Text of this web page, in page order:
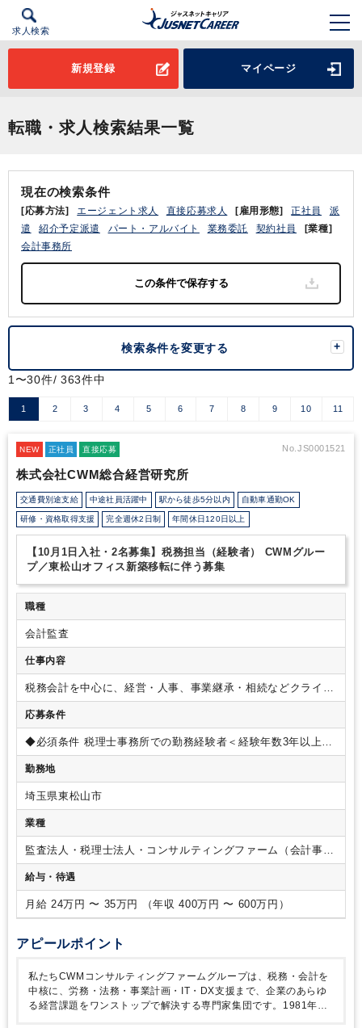
求人検索
新規登録 マイページ
転職・求人検索結果一覧
1 2 3 4 5 6 7 8 9 10 11
NEW 正社員 直接応募 No.JS0001521
株式会社CWM総合経営研究所
交通費別途支給 中途社員活躍中 駅から徒歩5分以内 自動車通勤OK
研修・資格取得支援 完全週休2日制 年間休日120日以上
【10月1日入社・2名募集】税務担当（経験者） CWMグルー
プ／東松山オフィス新築移転に伴う募集
職種
会計監査
仕事内容
税務会計を中心に、経営・人事、事業継承・相続などクライア
ント企業の経営課題をサポート。また、採用、人材育成といっ
た領域はCWMコンサルティングファームのパートナー企業と
の協力体制のもとクライアント企業を支援しています。ビジ
ネスチャットツール、RPAなどの導入により、クライアント企
業とのコミュニケーション強化・社内における業務の生産性向
上を進めています。 ＜取扱業務＞税務顧問（法人・個人） 税
務調査 相続対策・相続税申告 事業承継支援 組織再編 企業再
生支援 公益法人 医業経営支援 経理アウトソーシング セカン
ドオピニオン
／kintone
応募条件
◆必須条件 税理士事務所での勤務経験者＜経験年数3年以上＞
・税務監査や関連書類の作成が可能であれば、経験1～2年で
も可・一般企業での決算・申告業務の実務経験者も歓迎
※税理士資格の有無、科目合格の有無は問うていません
迎条件税理士
勤務地
埼玉県東松山市
業種
監査法人・税理士法人・コンサルティングファーム（会計事務
所）
給与・待遇
月給 24万円 〜 35万円 （年収 400万円 〜 600万円）
アピールポイント
私たちCWMコンサルティングファームグループは、税務・会計を
中核に、労務・法務・事業計画・IT・DX支援まで、企業のあらゆ
る経営課題をワンストップで解決する専門家集団です。1981年の
現在の検索条件
[応募方法] エージェント求人 直接応募求人 [雇用形態] 正社員
派
遣
紹介予定派遣 パート・アルバイト 業務委託 契約社員
[業種]
会計事務所
検索条件を変更する
1〜30件/ 363件中